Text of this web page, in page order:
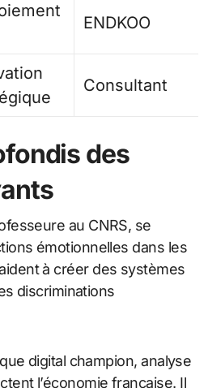
ENDKOO
Consultant
des
au CNRS, se
émotionnelles dans les
à créer des systèmes
discriminations
digital champion, analyse
l’économie française. Il